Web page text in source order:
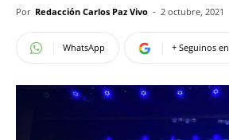
Por Redacción Carlos Paz Vivo - 2 octubre, 2021
WhatsApp + Seguinos